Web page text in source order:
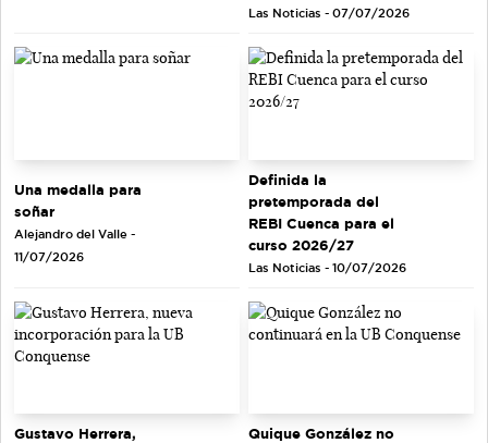
Las Noticias - 07/07/2026
Una medalla para
soñar
Alejandro del Valle -
11/07/2026
Definida la
pretemporada del
REBI Cuenca para el
curso 2026/27
Las Noticias - 10/07/2026
Gustavo Herrera,
Quique González no